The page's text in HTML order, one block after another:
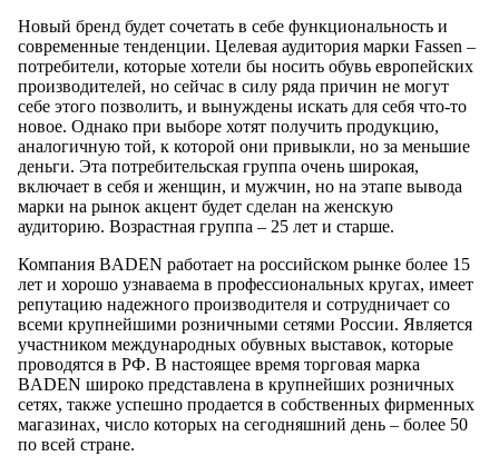
Новый бренд будет сочетать в себе функциональность и
современные тенденции. Целевая аудитория марки Fassen –
потребители, которые хотели бы носить обувь европейских
производителей, но сейчас в силу ряда причин не могут
себе этого позволить, и вынуждены искать для себя что-то
новое. Однако при выборе хотят получить продукцию,
аналогичную той, к которой они привыкли, но за меньшие
деньги. Эта потребительская группа очень широкая,
включает в себя и женщин, и мужчин, но на этапе вывода
марки на рынок акцент будет сделан на женскую
аудиторию. Возрастная группа – 25 лет и старше.
Компания BADEN работает на российском рынке более 15
лет и хорошо узнаваема в профессиональных кругах, имеет
репутацию надежного производителя и сотрудничает со
всеми крупнейшими розничными сетями России. Является
участником международных обувных выставок, которые
проводятся в РФ. В настоящее время торговая марка
BADEN широко представлена в крупнейших розничных
сетях, также успешно продается в собственных фирменных
магазинах, число которых на сегодняшний день – более 50
по всей стране.